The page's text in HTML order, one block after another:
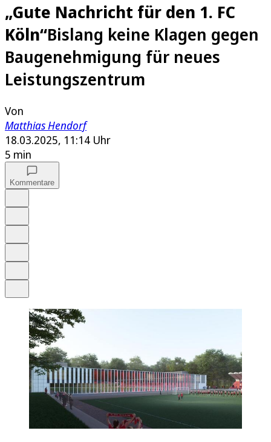
„Gute Nachricht für den 1. FC
Köln“Bislang keine Klagen gegen
Baugenehmigung für neues
Leistungszentrum
Von
Matthias Hendorf
18.03.2025, 11:14 Uhr
5 min
Kommentare